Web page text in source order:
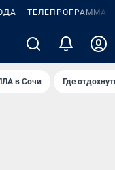
ТЕЛЕПРОГРАММА
в Сочи Где